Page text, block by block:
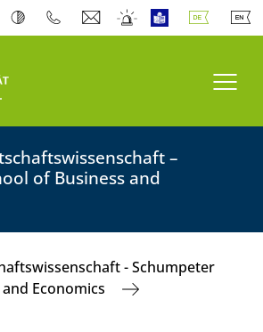
–
of Business and
- Schumpeter
Economics